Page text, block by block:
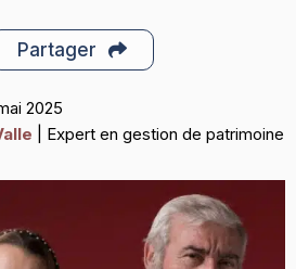
Partager
2025
| Expert en gestion de patrimoine